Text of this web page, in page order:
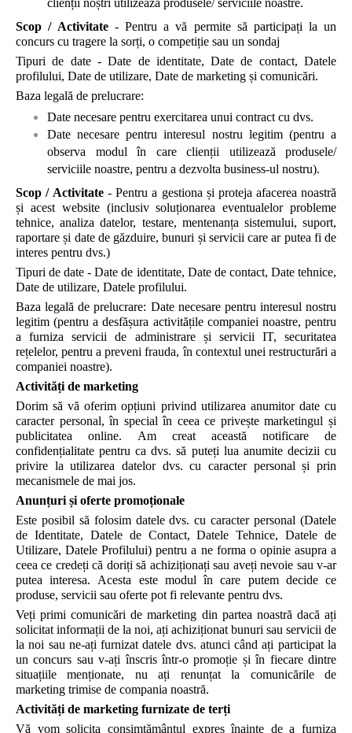
clienții noștri utilizează produsele/ serviciile noastre.
Scop / Activitate - Pentru a vă permite să participați la un
concurs cu tragere la sorți, o competiție sau un sondaj
Tipuri de date - Date de identitate, Date de contact, Datele
profilului, Date de utilizare, Date de marketing și comunicări.
Baza legală de prelucrare:
Date necesare pentru exercitarea unui contract cu dvs.
Date necesare pentru interesul nostru legitim (pentru a
observa modul în care clienții utilizează produsele/
serviciile noastre, pentru a dezvolta business-ul nostru).
Scop / Activitate - Pentru a gestiona și proteja afacerea noastră
și acest website (inclusiv soluționarea eventualelor probleme
tehnice, analiza datelor, testare, mentenanța sistemului, suport,
raportare și date de găzduire, bunuri și servicii care ar putea fi de
interes pentru dvs.)
Tipuri de date - Date de identitate, Date de contact, Date tehnice,
Date de utilizare, Datele profilului.
Baza legală de prelucrare: Date necesare pentru interesul nostru
legitim (pentru a desfășura activitățile companiei noastre, pentru
a furniza servicii de administrare și servicii IT, securitatea
rețelelor, pentru a preveni frauda, în contextul unei restructurări a
companiei noastre).
Activități de marketing
Dorim să vă oferim opțiuni privind utilizarea anumitor date cu
caracter personal, în special în ceea ce privește marketingul și
publicitatea online. Am creat această notificare de
confidențialitate pentru ca dvs. să puteți lua anumite decizii cu
privire la utilizarea datelor dvs. cu caracter personal și prin
mecanismele de mai jos.
Anunțuri și oferte promoționale
Este posibil să folosim datele dvs. cu caracter personal (Datele
de Identitate, Datele de Contact, Datele Tehnice, Datele de
Utilizare, Datele Profilului) pentru a ne forma o opinie asupra a
ceea ce credeți că doriți să achiziționați sau aveți nevoie sau v-ar
putea interesa. Acesta este modul în care putem decide ce
produse, servicii sau oferte pot fi relevante pentru dvs.
Veți primi comunicări de marketing din partea noastră dacă ați
solicitat informații de la noi, ați achiziționat bunuri sau servicii de
la noi sau ne-ați furnizat datele dvs. atunci când ați participat la
un concurs sau v-ați înscris într-o promoție și în fiecare dintre
situațiile menționate, nu ați renunțat la comunicările de
marketing trimise de compania noastră.
Activități de marketing furnizate de terți
Vă vom solicita consimțământul expres înainte de a furniza